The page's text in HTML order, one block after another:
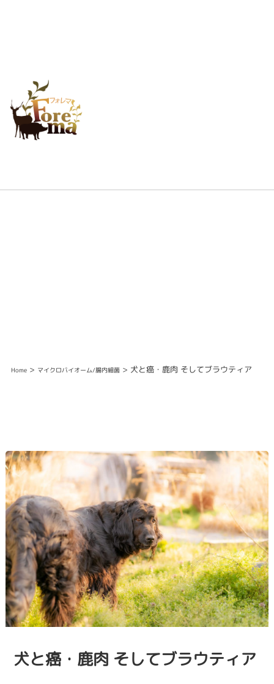
Home> マイクロバイオーム/腸内細菌> 犬と癌・鹿肉 そしてブラウティア
犬と癌・鹿肉 そしてブラウティア